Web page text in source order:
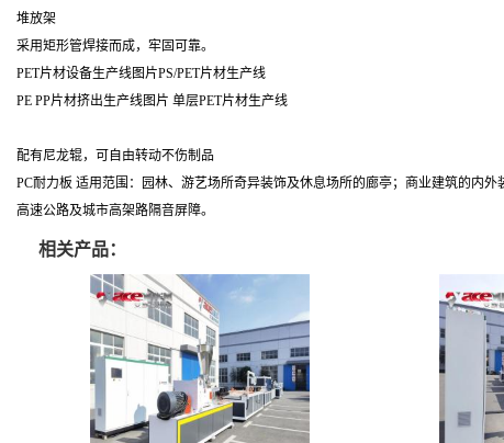
堆放架
采用矩形管焊接而成，牢固可靠。
PET片材设备生产线图片PS/PET片材生产线
PE PP片材挤出生产线图片 单层PET片材生产线
配有尼龙辊，可自由转动不伤制品
PC耐力板 适用范围：园林、游艺场所奇异装饰及休息场所的廊亭；商业建筑的内
高速公路及城市高架路隔音屏障。
相关产品：